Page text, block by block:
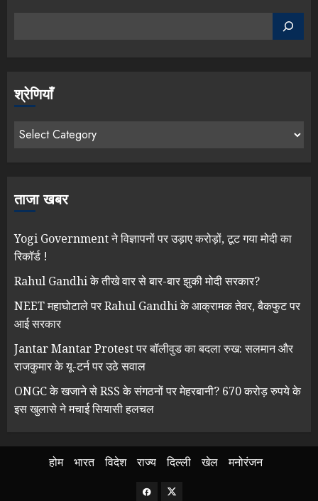
श्रेणियाँ
ताजा खबर
Yogi Government ने विज्ञापनों पर उड़ाए करोड़ों, टूट गया मोदी का
रिकॉर्ड !
Rahul Gandhi के तीखे वार से बार-बार झुकी मोदी सरकार?
NEET महाघोटाले पर Rahul Gandhi के आक्रामक तेवर, बैकफुट पर
आई सरकार
Jantar Mantar Protest पर बॉलीवुड का बदला रुख: सलमान और
राजकुमार के यू-टर्न पर उठे सवाल
ONGC के खजाने से RSS के संगठनों पर मेहरबानी? 670 करोड़ रुपये के
इस खुलासे ने मचाई सियासी हलचल
होम भारत विदेश राज्य दिल्ली खेल मनोरंजन
Facebook
Twitter